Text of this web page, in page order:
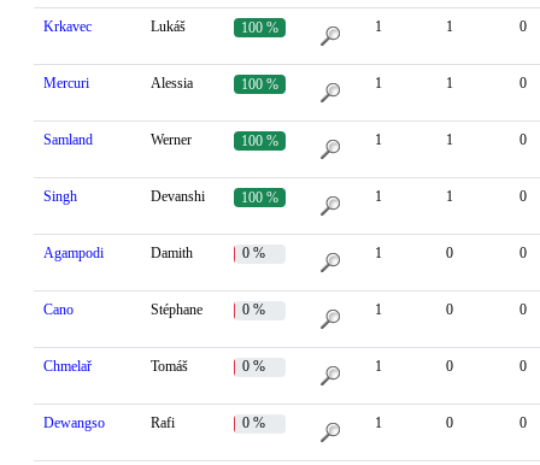
Krkavec Lukáš 100 % 1 1 0
Mercuri Alessia 100 % 1 1 0
Samland Werner 100 % 1 1 0
Singh Devanshi 100 % 1 1 0
Agampodi Damith 0 % 1 0 0
Cano Stéphane 0 % 1 0 0
Chmelař Tomáš 0 % 1 0 0
Dewangso Rafi 0 % 1 0 0